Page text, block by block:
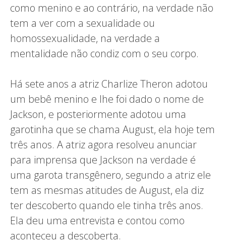
como menino e ao contrário, na verdade não
tem a ver com a sexualidade ou
homossexualidade, na verdade a
mentalidade não condiz com o seu corpo.
Há sete anos a atriz Charlize Theron adotou
um bebê menino e lhe foi dado o nome de
Jackson, e posteriormente adotou uma
garotinha que se chama August, ela hoje tem
três anos. A atriz agora resolveu anunciar
para imprensa que Jackson na verdade é
uma garota transgênero, segundo a atriz ele
tem as mesmas atitudes de August, ela diz
ter descoberto quando ele tinha três anos.
Ela deu uma entrevista e contou como
aconteceu a descoberta.